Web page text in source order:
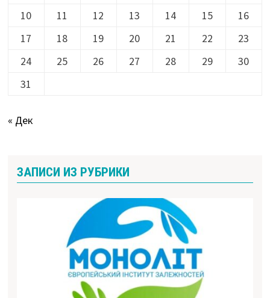
10 11 12 13 14 15
16
17
18 19 20 21 22
23
24
25 26 27 28 29
30
31
« Дек
ЗАПИСИ ИЗ РУБРИКИ